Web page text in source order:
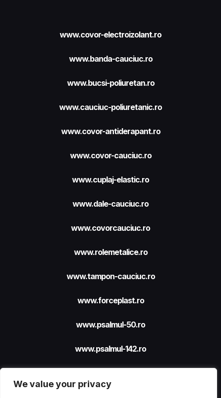
We value your privacy
www.covor-electroizolant.ro
www.banda-cauciuc.ro
www.bucsi-poliuretan.ro
www.cauciuc-poliuretanic.ro
www.covor-antiderapant.ro
www.covor-cauciuc.ro
www.cuplaj-elastic.ro
www.dale-cauciuc.ro
www.covorcauciuc.ro
www.rolemetalice.ro
www.tampon-cauciuc.ro
www.forceplast.ro
www.psalmul-50.ro
www.psalmul-142.ro
Site realizat cu sprijinul